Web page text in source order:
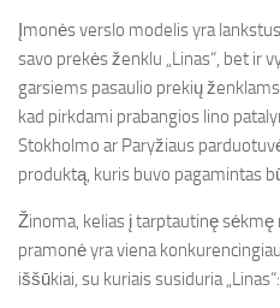
Įmonės verslo modelis yra
savo prekės ženklu „Linas“, bet ir
garsiems pasaulio prekių
kad pirkdami prabangios lino
Stokholmo ar Paryžiaus
produktą, kuris buvo pagamintas
Žinoma, kelias į tarptautinę
pramonė yra viena
iššūkiai, su kuriais susiduria „Linas“: